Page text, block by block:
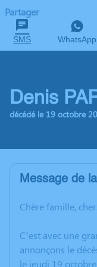
Partager
SMS WhatsApp
Denis
décédé le 19 octobre
Message de
Chère famille,
C’est avec une
annonçons le
le jeudi 19